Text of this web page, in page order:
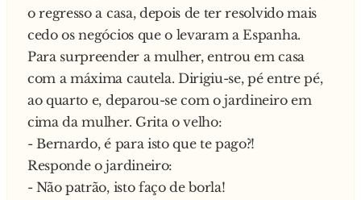
o regresso a casa, depois de ter resolvido mais
cedo os negócios que o levaram a Espanha.
Para surpreender a mulher, entrou em casa
com a máxima cautela. Dirigiu-se, pé entre pé,
ao quarto e, deparou-se com o jardineiro em
cima da mulher. Grita o velho:
- Bernardo, é para isto que te pago?!
Responde o jardineiro:
- Não patrão, isto faço de borla!